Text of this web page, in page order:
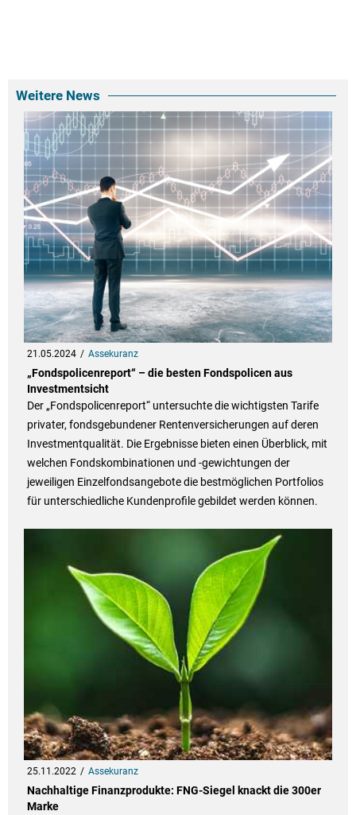
Weitere News
21.05.2024 Assekuranz
„Fondspolicenreport“ – die besten Fondspolicen aus
Investmentsicht
Der „Fondspolicenreport“ untersuchte die wichtigsten Tarife
privater, fondsgebundener Rentenversicherungen auf deren
Investmentqualität. Die Ergebnisse bieten einen Überblick, mit
welchen Fondskombinationen und -gewichtungen der
jeweiligen Einzelfondsangebote die bestmöglichen Portfolios
für unterschiedliche Kundenprofile gebildet werden können.
25.11.2022 Assekuranz
Nachhaltige Finanzprodukte: FNG-Siegel knackt die 300er
Marke